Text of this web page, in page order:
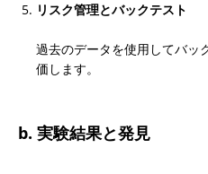
リスク管理とバックテスト
過去のデータを使用してバッ
価します。
b. 実験結果と発見